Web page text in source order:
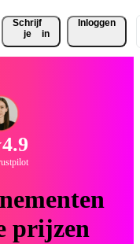
Schrijf
je
in
Inloggen
4.9
prijzen